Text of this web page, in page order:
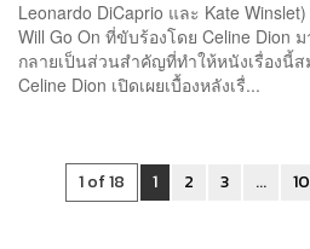
Leonardo DiCaprio และ Kate
Will Go On ที่ขับร้องโดย Celine Dion
กลายเป็นส่วนสำคัญที่ทำให้หนังเรื่องนี้
Celine Dion เปิดเผยเบื้องหลังเรื่...
1 of 18 1 2 3 ... 10